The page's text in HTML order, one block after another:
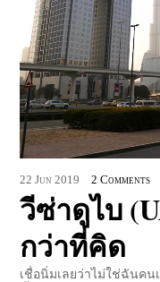
22 Jun 2019 2 Comments
วีซ่าดูไบ
กว่าที่คิด
เชื่อนิ่มเลยว่าไม่ใช่ฉันคน